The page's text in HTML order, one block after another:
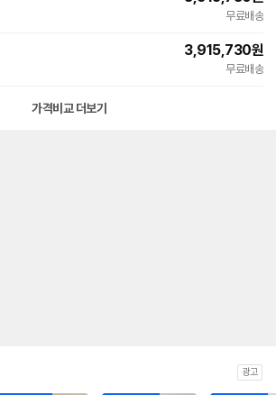
무료배송
3,915,730원
무료배송
가격비교 더보기
광고